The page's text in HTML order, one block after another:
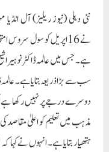
نئی دہلی (نیوز ریلیز) آل انڈیا
نے 16اپریل کو سول
ہے۔ جس میں عالمہ ڈاکٹر نوہیرا
سب سے بڑا ذریعہ بتایا ہے۔ عالمہ
دوسرے درجے پر نہیں رکھا ہے
مذہب میں تعلیم کو اعلیٰ مقاصد
ہتھیار بتایا ہے۔ انہوں نے